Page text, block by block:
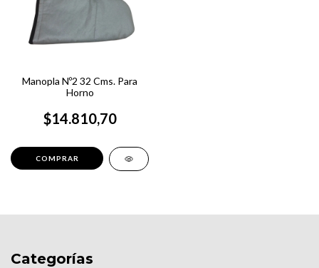
Manopla Nº2 32 Cms. Para
Horno
$14.810,70
Categorías